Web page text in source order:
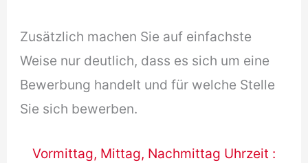
Zusätzlich machen Sie auf einfachste
Weise nur deutlich, dass es sich um eine
Bewerbung handelt und für welche Stelle
Sie sich bewerben.
Vormittag, Mittag, Nachmittag Uhrzeit :